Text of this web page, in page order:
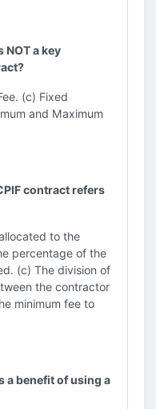
a key
(c) Fixed
and Maximum
contract refers
to the
percentage of the
(c) The division of
the contractor
minimum fee to
a benefit of using a